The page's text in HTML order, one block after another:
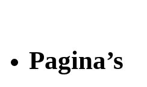
Pagina’s